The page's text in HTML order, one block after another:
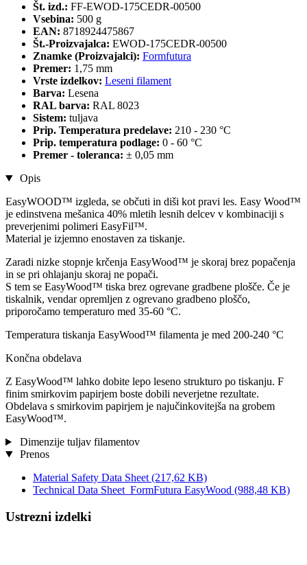
Št. izd.: FF-EWOD-175CEDR-00500
Vsebina: 500 g
EAN: 8718924475867
Št.-Proizvajalca: EWOD-175CEDR-00500
Znamke (Proizvajalci): Formfutura
Premer: 1,75 mm
Vrste izdelkov: Leseni filament
Barva: Lesena
RAL barva: RAL 8023
Sistem: tuljava
Prip. Temperatura predelave: 210 - 230 °C
Prip. temperatura podlage: 0 - 60 °C
Premer - toleranca: ± 0,05 mm
Opis
EasyWOOD™ izgleda, se občuti in diši kot pravi les. Easy Wood™
je edinstvena mešanica 40% mletih lesnih delcev v kombinaciji s
preverjenimi polimeri EasyFil™.
Material je izjemno enostaven za tiskanje.
Zaradi nizke stopnje krčenja EasyWood™ je skoraj brez popačenja
in se pri ohlajanju skoraj ne popači.
S tem se EasyWood™ tiska brez ogrevane gradbene plošče. Če je
tiskalnik, vendar opremljen z ogrevano gradbeno ploščo,
priporočamo temperaturo med 35-60 °C.
Temperatura tiskanja EasyWood™ filamenta je med 200-240 °C
Končna obdelava
Z EasyWood™ lahko dobite lepo leseno strukturo po tiskanju. F
finim smirkovim papirjem boste dobili neverjetne rezultate.
Obdelava s smirkovim papirjem je najučinkovitejša na grobem
EasyWood™.
Dimenzije tuljav filamentov
Prenos
Material Safety Data Sheet (217,62 KB)
Technical Data Sheet_FormFutura EasyWood (988,48 KB)
Ustrezni izdelki